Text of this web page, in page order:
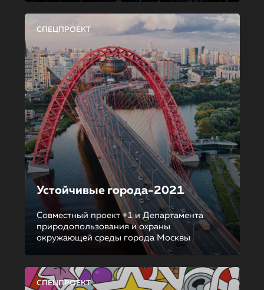
СПЕЦПРОЕКТ
Устойчивые города-2021
Совместный проект +1 и Департамента
природопользования и охраны
окружающей среды города Москвы
СПЕЦПРОЕКТ